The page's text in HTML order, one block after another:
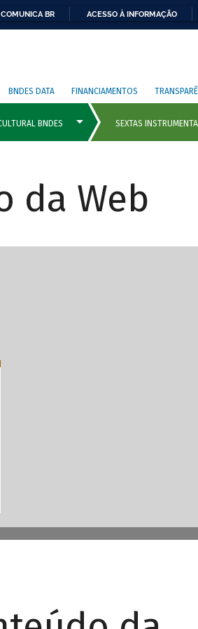
COMUNICA BR ACESSO À INFORMAÇÃO
BNDES DATA FINANCIAMENTOS
da Web